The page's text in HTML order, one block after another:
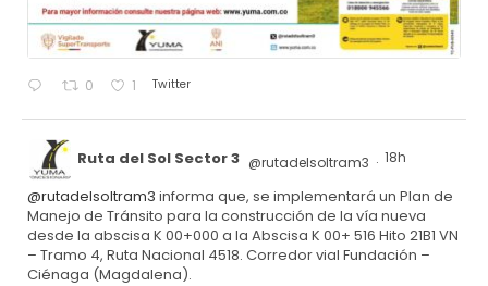
0 1 Twitter
Ruta del Sol Sector 3 @rutadelsoltram3 · 18h
@rutadelsoltram3 informa que, se implementará un Plan de
Manejo de Tránsito para la construcción de la vía nueva
desde la abscisa K 00+000 a la Abscisa K 00+ 516 Hito 21B1 VN
– Tramo 4, Ruta Nacional 4518. Corredor vial Fundación –
Ciénaga (Magdalena).